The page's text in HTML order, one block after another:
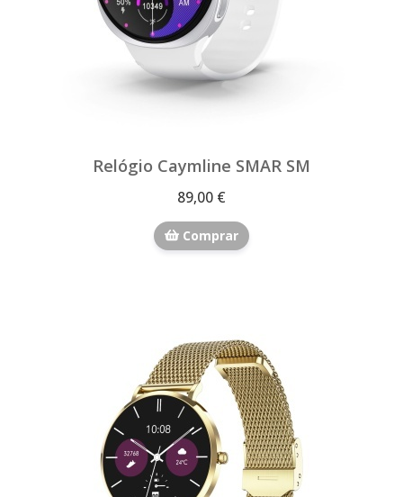
Relógio Caymline SMAR SM
89,00 €
Comprar